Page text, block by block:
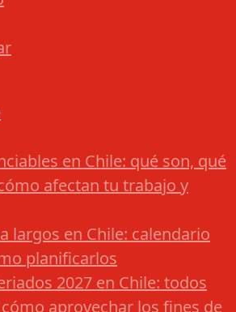
en Chile: qué son, qué
afectan tu trabajo y
largos en Chile: calendario
planificarlos
2027 en Chile: todos
aprovechar los fines de